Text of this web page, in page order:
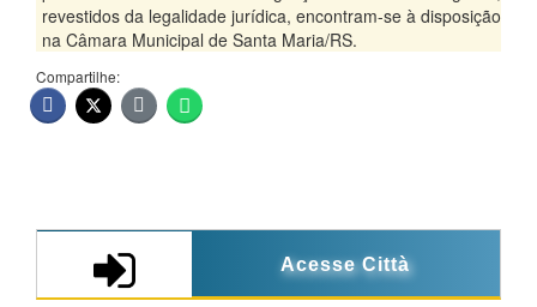
revestidos da legalidade jurídica, encontram-se à disposição
na Câmara Municipal de Santa Maria/RS.
Compartilhe:
Acesse Città